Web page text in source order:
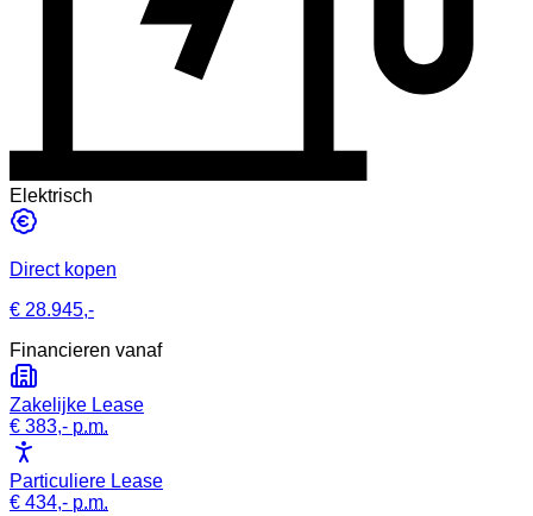
Elektrisch
Direct kopen
€ 28.945,-
Financieren vanaf
Zakelijke Lease
€ 383,- p.m.
Particuliere Lease
€ 434,- p.m.